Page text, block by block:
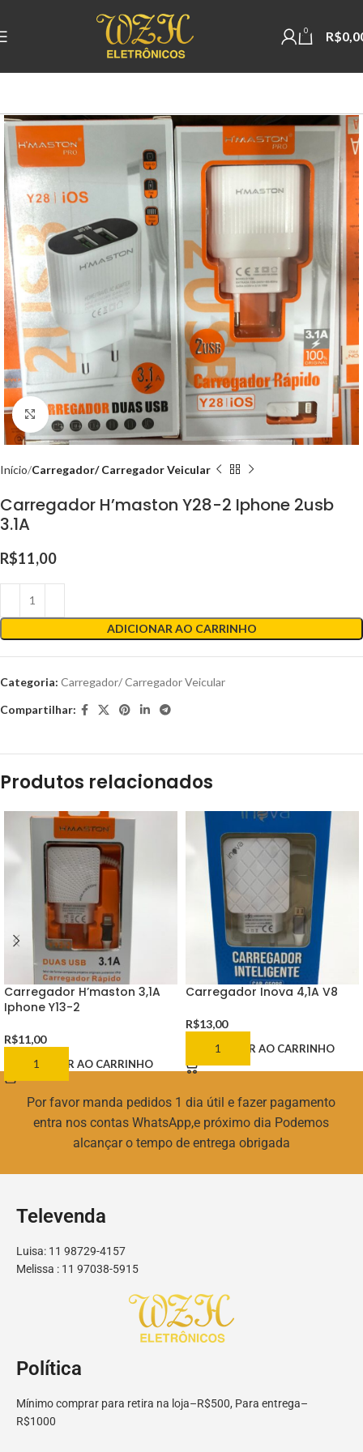
0 R$
Clique para ampliar
Início Carregador/ Carregador Veicular
Carregador H’maston Y28-2 Iphone 2usb
3.1A
R$11,00
ADICIONAR AO CARRINHO
Categoria: Carregador/ Carregador Veicular
Compartilhar:
Produtos relacionados
Carregador H’maston 3,1A
Iphone Y13-2
R$11,00
ADICIONAR AO CARRINHO
Carregador Inova 4,1A V8
R$13,00
ADICIONAR AO CARRINHO
Por favor manda pedidos 1 dia útil e fazer pagamento
entra nos contas WhatsApp,e próximo dia Podemos
alcançar o tempo de entrega obrigada
Televenda
Luisa: 11 98729-4157
Melissa : 11 97038-5915
Política
Mínimo comprar para retira na loja–R$500, Para entrega–
R$1000